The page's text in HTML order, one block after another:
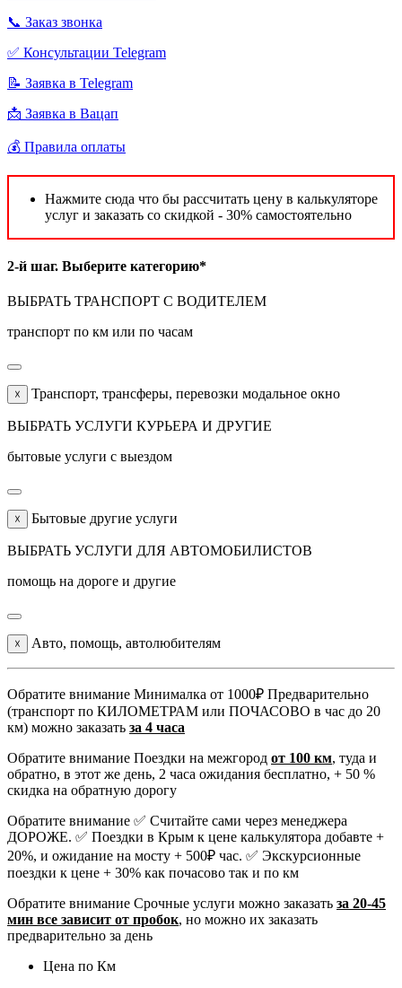
📞 Заказ звонка
✅ Консультации Telegram
📝 Заявка в Telegram
📩 Заявка в Вацап
💰 Правила оплаты
Нажмите сюда что бы рассчитать цену в калькуляторе
услуг и заказать со скидкой - 30% самостоятельно
2-й шаг. Выберите категорию*
ВЫБРАТЬ ТРАНСПОРТ С ВОДИТЕЛЕМ
транспорт по км или по часам
☓ Транспорт, трансферы, перевозки модальное окно
ВЫБРАТЬ УСЛУГИ КУРЬЕРА И ДРУГИЕ
бытовые услуги с выездом
☓ Бытовые другие услуги
ВЫБРАТЬ УСЛУГИ ДЛЯ АВТОМОБИЛИСТОВ
помощь на дороге и другие
☓ Авто, помощь, автолюбителям
Обратите внимание Минималка от 1000₽ Предварительно
(транспорт по КИЛОМЕТРАМ или ПОЧАСОВО в час до 20
км) можно заказать за 4 часа
Обратите внимание Поездки на межгород от 100 км, туда и
обратно, в этот же день, 2 часа ожидания бесплатно, + 50 %
скидка на обратную дорогу
Обратите внимание ✅ Считайте сами через менеджера
ДОРОЖЕ. ✅ Поездки в Крым к цене калькулятора добавте +
20%, и ожидание на мосту + 500₽ час. ✅ Экскурсионные
поездки к цене + 30% как почасово так и по км
Обратите внимание Срочные услуги можно заказать за 20-45
мин все зависит от пробок, но можно их заказать
предварительно за день
Цена по Км